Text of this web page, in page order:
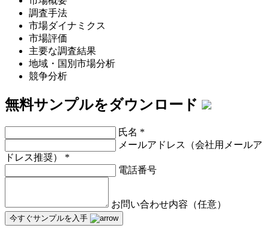
調査手法
市場ダイナミクス
市場評価
主要な調査結果
地域・国別市場分析
競争分析
無料サンプルをダウンロード
氏名 *
メールアドレス（会社用メールア
ドレス推奨） *
電話番号
お問い合わせ内容（任意）
今すぐサンプルを入手